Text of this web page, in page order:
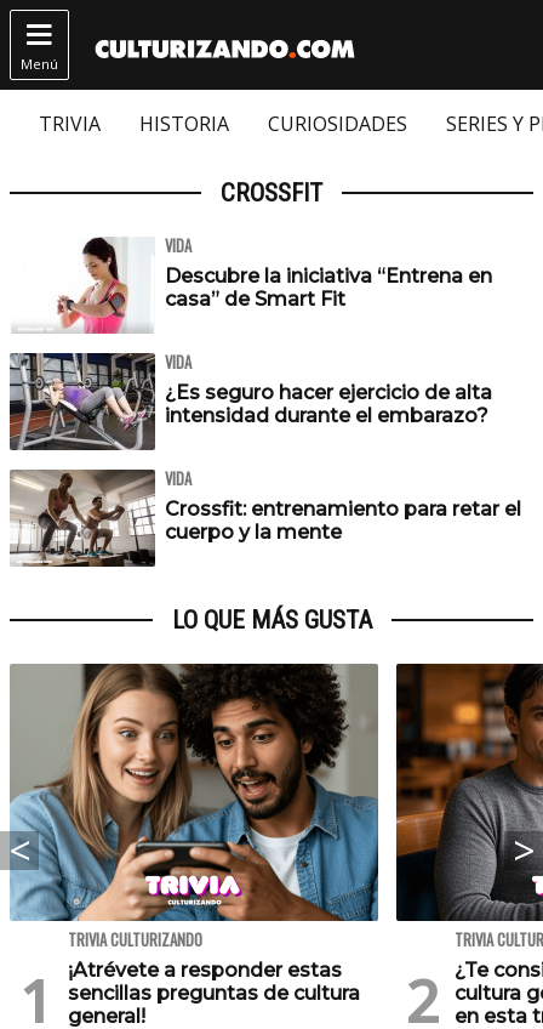

Menú
TRIVIA HISTORIA CURIOSIDADES SERIES Y
CROSSFIT
VIDA
Descubre la iniciativa “Entrena en
casa” de Smart Fit
VIDA
¿Es seguro hacer ejercicio de alta
intensidad durante el embarazo?
VIDA
Crossfit: entrenamiento para retar el
cuerpo y la mente
LO QUE MÁS GUSTA
TRIVIA CULTURIZANDO
¡Atrévete a responder estas
sencillas preguntas de cultura
general!
TRIVIA
¿Te
cultura
en esta